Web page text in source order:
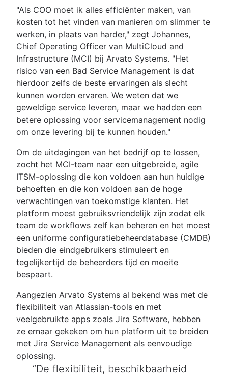
"Als COO moet ik alles efficiënter maken, van
kosten tot het vinden van manieren om slimmer te
werken, in plaats van harder," zegt Johannes,
Chief Operating Officer van MultiCloud and
Infrastructure (MCI) bij Arvato Systems. "Het
risico van een Bad Service Management is dat
hierdoor zelfs de beste ervaringen als slecht
kunnen worden ervaren. We weten dat we
geweldige service leveren, maar we hadden een
betere oplossing voor servicemanagement nodig
om onze levering bij te kunnen houden."
Om de uitdagingen van het bedrijf op te lossen,
zocht het MCI-team naar een uitgebreide, agile
ITSM-oplossing die kon voldoen aan hun huidige
behoeften en die kon voldoen aan de hoge
verwachtingen van toekomstige klanten. Het
platform moest gebruiksvriendelijk zijn zodat elk
team de workflows zelf kan beheren en het moest
een uniforme configuratiebeheerdatabase (CMDB)
bieden die eindgebruikers stimuleert en
tegelijkertijd de beheerders tijd en moeite
bespaart.
Aangezien Arvato Systems al bekend was met de
flexibiliteit van Atlassian-tools en met
veelgebruikte apps zoals Jira Software, hebben
ze ernaar gekeken om hun platform uit te breiden
met Jira Service Management als eenvoudige
oplossing.
De flexibiliteit, beschikbaarheid